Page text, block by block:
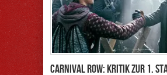
Carnival Row: Kritik zur 1.